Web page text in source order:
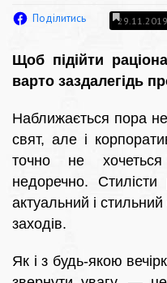
Поділитись 29.11.2019
Щоб підійти
варто заздалегідь
Наближається пора не
свят, але і
точно не
недоречно. Стилісти
актуальний і
заходів.
Як і з будь-якою